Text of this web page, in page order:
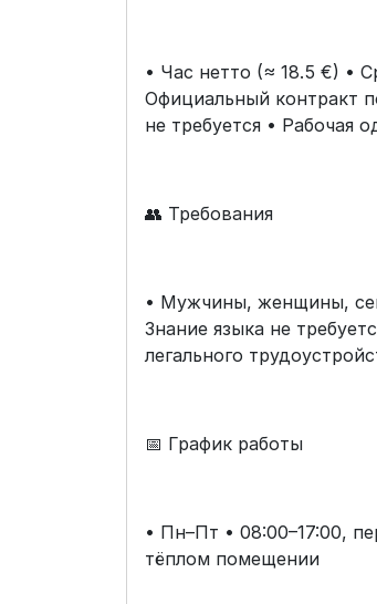
• Час нетто (≈ 18.5 €) •
Официальный контракт
не требуется • Рабочая
👥 Требования
• Мужчины, женщины,
Знание языка не
легального
📅 График работы
• Пн–Пт • 08:00–17:00,
тёплом помещении